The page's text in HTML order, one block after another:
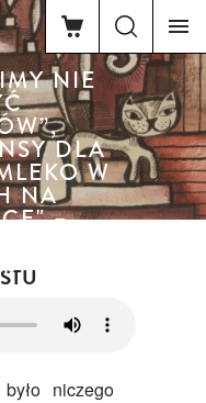
NIE
DLA
W
NA
–
niczego